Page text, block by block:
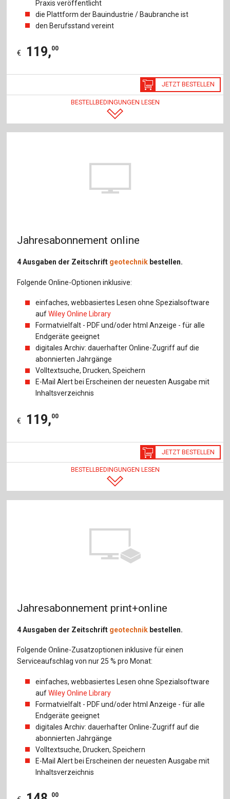
Praxis veröffentlicht
die Plattform der Bauindustrie / Baubranche ist
den Berufsstand vereint
€ 119,00
JETZT BESTELLEN
BESTELLBEDINGUNGEN LESEN
Jahresabonnement online
4 Ausgaben der Zeitschrift geotechnik bestellen.
Folgende Online-Optionen inklusive:
einfaches, webbasiertes Lesen ohne Spezialsoftware
aufWiley Online Library
Formatvielfalt - PDF und/oder html Anzeige - für alle
Endgeräte geeignet
digitales Archiv: dauerhafter Online-Zugriff auf die
abonnierten Jahrgänge
Volltextsuche, Drucken, Speichern
E-Mail Alert bei Erscheinen der neuesten Ausgabe mit
Inhaltsverzeichnis
€ 119,00
JETZT BESTELLEN
BESTELLBEDINGUNGEN LESEN
Jahresabonnement print+online
4 Ausgaben der Zeitschrift geotechnik bestellen.
Folgende Online-Zusatzoptionen inklusive für einen
Serviceaufschlag von nur 25 % pro Monat:
einfaches, webbasiertes Lesen ohne Spezialsoftware
aufWiley Online Library
Formatvielfalt - PDF und/oder html Anzeige - für alle
Endgeräte geeignet
digitales Archiv: dauerhafter Online-Zugriff auf die
abonnierten Jahrgänge
Volltextsuche, Drucken, Speichern
E-Mail Alert bei Erscheinen der neuesten Ausgabe mit
Inhaltsverzeichnis
00